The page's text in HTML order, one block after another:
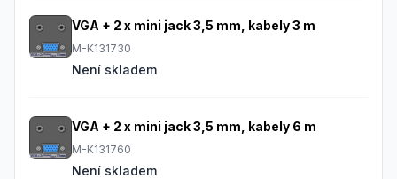
VGA + 2 x mini jack 3,5 mm, kabely 3 m
M-K131730
Není skladem
VGA + 2 x mini jack 3,5 mm, kabely 6 m
M-K131760
Není skladem